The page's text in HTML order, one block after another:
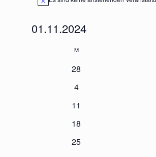
Hinweis
01.11.2024
KalenderMMontag
0
28
0
4
0
11
0
18
0
25